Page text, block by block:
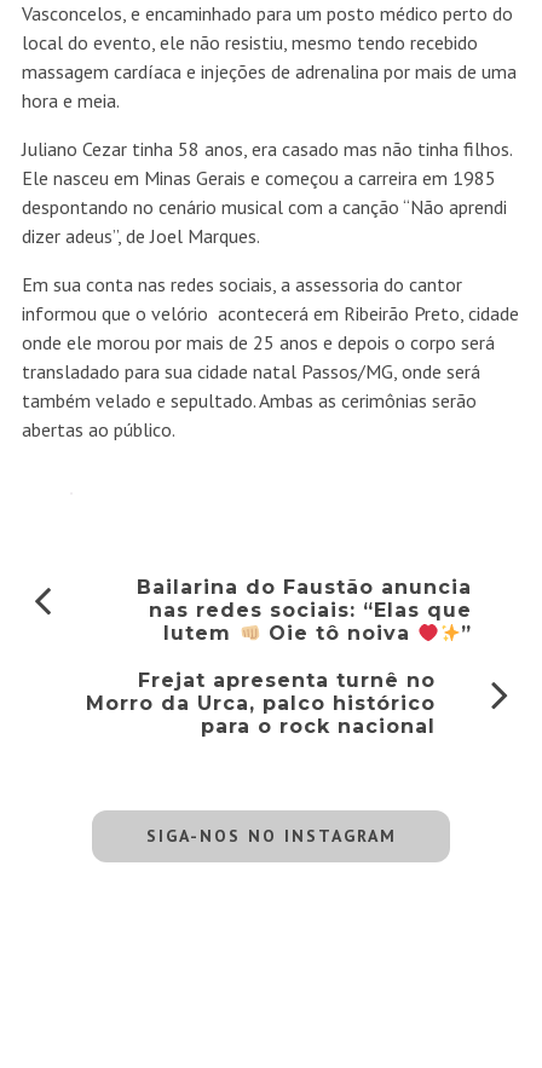
Vasconcelos, e encaminhado para um posto médico perto do
local do evento, ele não resistiu, mesmo tendo recebido
massagem cardíaca e injeções de adrenalina por mais de uma
hora e meia.
Juliano Cezar tinha 58 anos, era casado mas não tinha filhos.
Ele nasceu em Minas Gerais e começou a carreira em 1985
despontando no cenário musical com a canção “Não aprendi
dizer adeus”, de Joel Marques.
Em sua conta nas redes sociais, a assessoria do cantor
informou que o velório acontecerá em Ribeirão Preto, cidade
onde ele morou por mais de 25 anos e depois o corpo será
transladado para sua cidade natal Passos/MG, onde será
também velado e sepultado. Ambas as cerimônias serão
abertas ao público.
Bailarina do Faustão anuncia
nas redes sociais: “Elas que
lutem
Oie tô noiva ”
Frejat apresenta turnê no
Morro da Urca, palco histórico
para o rock nacional
SIGA-NOS NO INSTAGRAM